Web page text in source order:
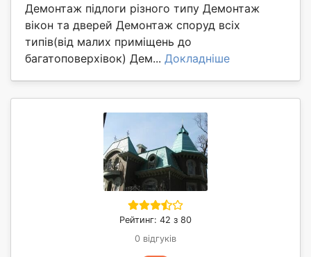
Демонтаж підлоги різного типу Демонтаж
вікон та дверей Демонтаж споруд всіх
типів(від малих приміщень до
багатоповерхівок) Дем... Докладніше
Рейтинг: 42 з 80
0 відгуків